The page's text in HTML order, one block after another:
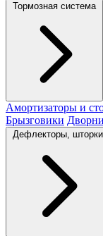
Тормозная система
Амортизаторы и
Брызговики
Дефлекторы, шторки